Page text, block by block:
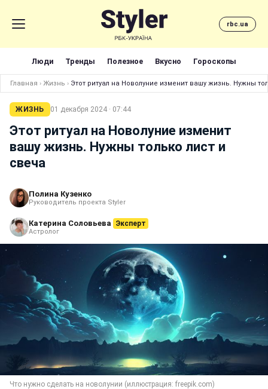
rbc.ua
Люди Тренды Полезное Вкусно Гороскопы
Главная › Жизнь › Этот ритуал на Новолуние изменит вашу жизнь. Нужны
ЖИЗНЬ 01 декабря 2024 · 07:44
Этот ритуал на Новолуние изменит
вашу жизнь. Нужны только лист и
свеча
Полина Кузенко
Руководитель проекта Styler
Катерина Соловьева Эксперт
Астролог
Что нужно сделать на новолунии (иллюстрация: freepik.com)